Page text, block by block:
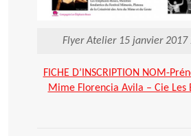
Flyer Atelier 15 janvier 2017
FICHE D’INSCRIPTION NOM-
Mime Florencia Avila – Cie Les